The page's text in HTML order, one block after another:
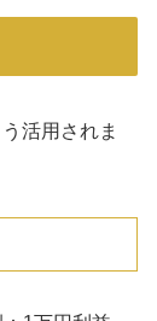
活用されま